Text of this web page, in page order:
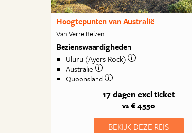
Hoogtepunten van Australië
Van Verre Reizen
Bezienswaardigheden
Uluru (Ayers Rock)
Australie
Queensland
17 dagen excl ticket
va € 4550
BEKIJK DEZE REIS